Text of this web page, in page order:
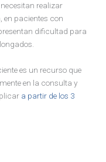
realizar
en pacientes con
dificultad para
es un recurso que
en la consulta y
a partir de los 3